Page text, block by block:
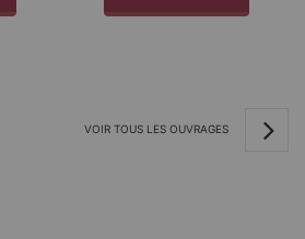
VOIR TOUS LES OUVRAGES